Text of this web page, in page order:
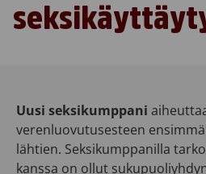
Uusi seksikumppani
verenluovutusesteen
lähtien. Seksikumppanilla
kanssa on ollut